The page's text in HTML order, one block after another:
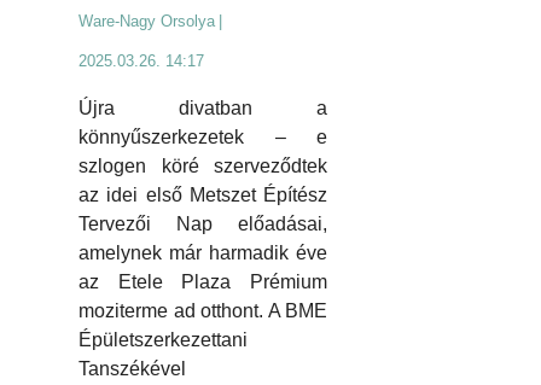
Ware-Nagy Orsolya
2025.03.26. 14:17
Újra divatban a
könnyűszerkezetek – e
szlogen köré szerveződtek
az idei első Metszet Építész
Tervezői Nap előadásai,
amelynek már harmadik éve
az Etele Plaza Prémium
moziterme ad otthont. A BME
Épületszerkezettani
Tanszékével